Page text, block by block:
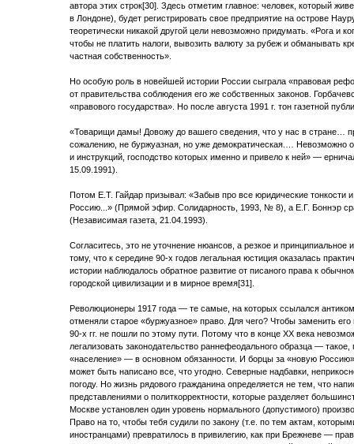
автора этих строк[30]. Здесь отметим главное: человек, который
в Лондоне), будет регистрировать свое предприятие на острове
теоретически никакой другой цели невозможно придумать. «Рога и
чтобы не платить налоги, вывозить валюту за рубеж и обманывать
частная собственность».
Но особую роль в новейшей истории России сыграла «правовая
от правительства соблюдения его же собственных законов.
«правового государства». Но после августа 1991 г. тон газетной
«Товарищи дамы! Довожу до вашего сведения, что у нас в стране…
сожалению, не буржуазная, но уже демократическая.… Невозможно
и инструкций, господство которых именно и привело к ней» —
15.09.1991).
Потом Е.Т. Гайдар призывал: «Забыв про все юридические
Россию...» (Прямой эфир. Солидарность, 1993, № 8), а Е.Г. Боннэр
(Независимая газета, 21.04.1993).
Согласитесь, это не уточнение нюансов, а резкое и принципиальное
тому, что к середине 90-х годов легальная юстиция оказалась
истории наблюдалось обратное развитие от писаного права к
городской цивилизации и в мирное время[31].
Революционеры 1917 года — те самые, на которых ссылался
отменяли старое «буржуазное» право. Для чего? Чтобы заменить
90-х гг. не пошли по этому пути. Потому что в конце ХХ века
легализовать законодательство раннефеодального образца —
«население» — в основном обязанности. И борцы за «новую
может быть написано все, что угодно. Северные надбавки,
погоду. Но жизнь рядового гражданина определяется не тем, что
представлениями о политкорректности, которые разделяет
Москве установлен один уровень нормального (допустимого)
Право на то, чтобы тебя судили по закону (т.е. по тем актам,
иностранцами) превратилось в привилегию, как при Брежневе —